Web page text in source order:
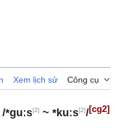
Xem lịch sử Công cụ
/*guːs[2] ~ *kuːs[2]/[cg2]